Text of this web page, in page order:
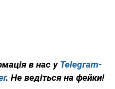
в нас у Telegram-
. Не ведіться на фейки!